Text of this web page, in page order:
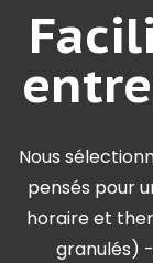
Nous
pensés pour
horaire et
granulés)